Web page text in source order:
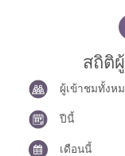
สถิติ
ผู้เข้าชมทั้งห
ปีนี้
เดือนนี้